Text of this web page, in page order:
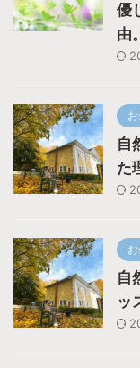
優
由。
自
た
自
ッ